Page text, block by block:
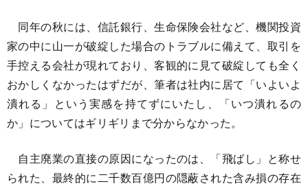
同年の秋には、信託銀行、生命保険会社など、機関投資
家の中に山一が破綻した場合のトラブルに備えて、取引を
手控える会社が現れており、客観的に見て破綻しても全く
おかしくなかったはずだが、筆者は社内に居て「いよいよ
潰れる」という実感を持てずにいたし、「いつ潰れるの
か」についてはギリギリまで分からなかった。
自主廃業の直接の原因になったのは、「飛ばし」と称せ
られた、最終的に二千数百億円の隠蔽された含み損の存在